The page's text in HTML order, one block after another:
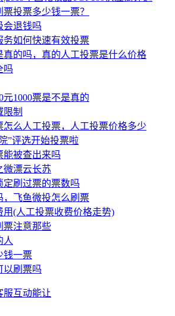
投票多少钱一票？
会退钱吗
务如何快速有效投票
真的吗，真的人工投票是什么价格
吗
1000票是不是真的
制
怎么人工投票，人工投票价格多少
”评选开始投票啦
能被查出来吗
微漂云长苏
定刷过票的票数吗
，飞鱼微投怎么刷票
用(人工投票收费价格走势)
票注意那些
人
钱一票
以刷票吗
服互动能让